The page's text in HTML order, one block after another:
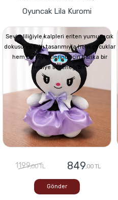
Oyuncak Lila Kuromi
Sevimliliğiyle kalpleri eriten yumuşacık
dokusu ve tatlı tasarımıyla hem çocuklar
hem de sevdikleriniz için harika bir
hediye seçeneğidir.
1199,00 TL 849,00 TL
Gönder